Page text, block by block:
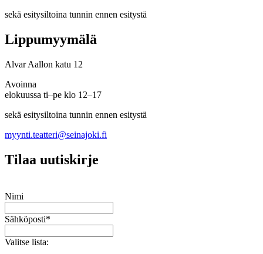
sekä esitysiltoina tunnin ennen esitystä
Lippumyymälä
Alvar Aallon katu 12
Avoinna
elokuussa ti–pe klo 12–17
sekä esitysiltoina tunnin ennen esitystä
myynti.teatteri@seinajoki.fi
Tilaa uutiskirje
Nimi
Sähköposti*
Valitse lista: